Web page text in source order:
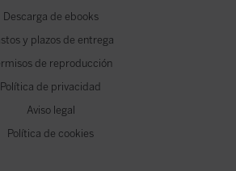
Descarga de ebooks
y plazos de entrega
de reproducción
Política de privacidad
Aviso legal
Política de cookies